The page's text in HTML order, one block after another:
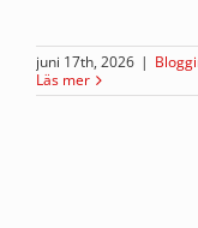
juni 17th, 2026 |
Läs mer